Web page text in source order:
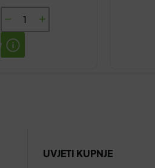
DIETPHARM
MAKULIN
PLUS
UVJETI KUPNJE